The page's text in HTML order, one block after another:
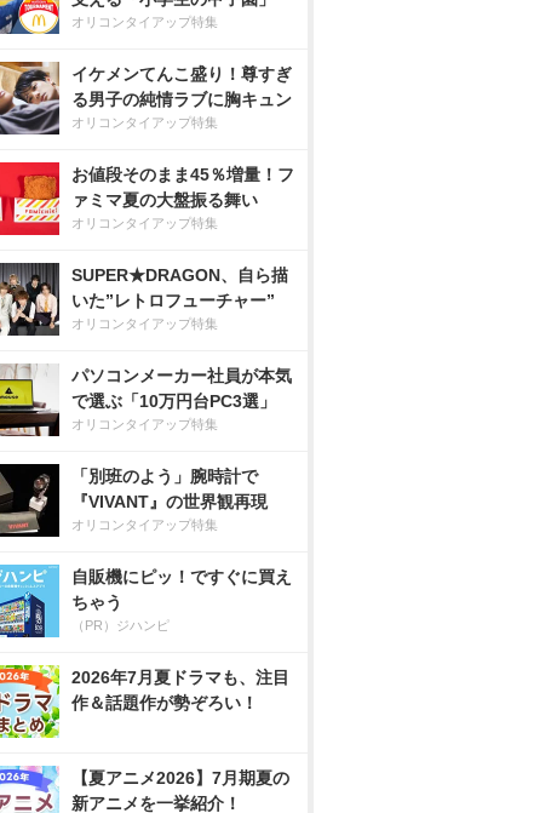
オリコンタイアップ特集
イケメンてんこ盛り！尊すぎ
る男子の純情ラブに胸キュン
オリコンタイアップ特集
お値段そのまま45％増量！フ
ァミマ夏の大盤振る舞い
オリコンタイアップ特集
SUPER★DRAGON、自ら描
いた”レトロフューチャー”
オリコンタイアップ特集
パソコンメーカー社員が本気
で選ぶ「10万円台PC3選」
オリコンタイアップ特集
「別班のよう」腕時計で
『VIVANT』の世界観再現
オリコンタイアップ特集
自販機にピッ！ですぐに買え
ちゃう
（PR）ジハンピ
2026年7月夏ドラマも、注目
作＆話題作が勢ぞろい！
【夏アニメ2026】7月期夏の
新アニメを一挙紹介！